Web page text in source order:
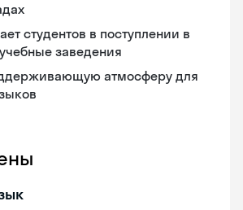
студентов в поступлении в
заведения
атмосферу для